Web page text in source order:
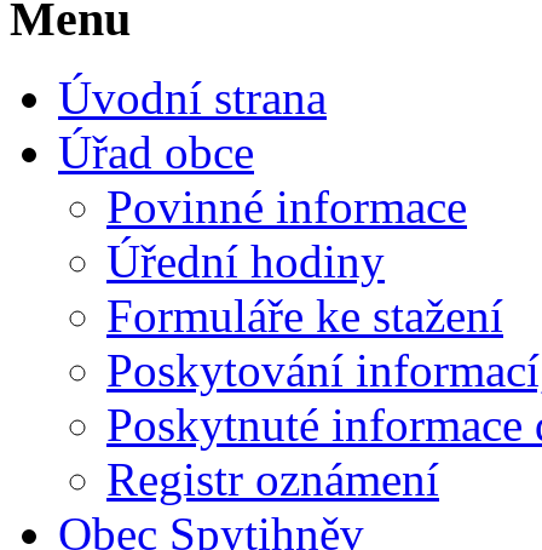
Menu
Úvodní strana
Úřad obce
Povinné informace
Úřední hodiny
Formuláře ke stažení
Poskytování
Poskytnuté informace
Registr oznámení
Obec Spytihněv